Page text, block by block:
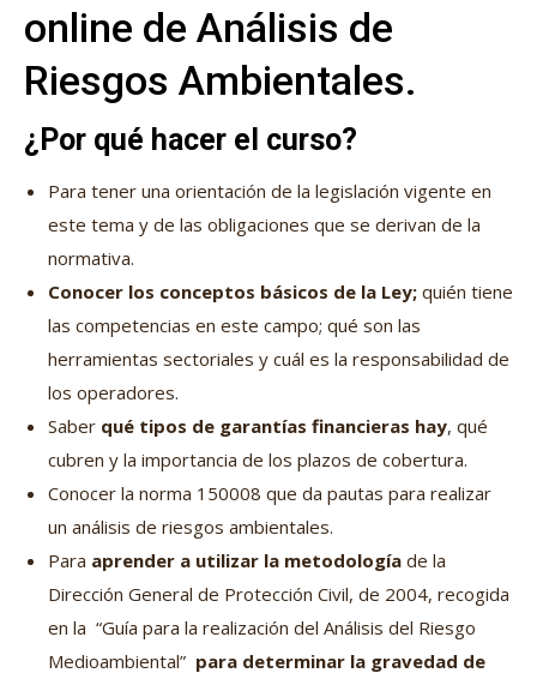
online de Análisis de
Riesgos Ambientales.
¿Por qué hacer el curso?
Para tener una orientación de la legislación vigente en
este tema y de las obligaciones que se derivan de la
normativa.
Conocer los conceptos básicos de la Ley; quién tiene
las competencias en este campo; qué son las
herramientas sectoriales y cuál es la responsabilidad de
los operadores.
Saber qué tipos de garantías financieras hay, qué
cubren y la importancia de los plazos de cobertura.
Conocer la norma 150008 que da pautas para realizar
un análisis de riesgos ambientales.
Para aprender a utilizar la metodología de la
Dirección General de Protección Civil, de 2004, recogida
en la “Guía para la realización del Análisis del Riesgo
Medioambiental” para determinar la gravedad de